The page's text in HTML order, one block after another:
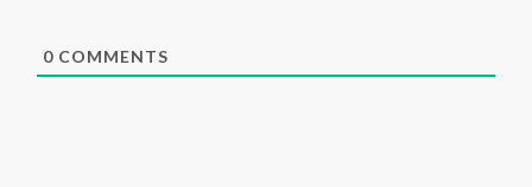
0 COMMENTS